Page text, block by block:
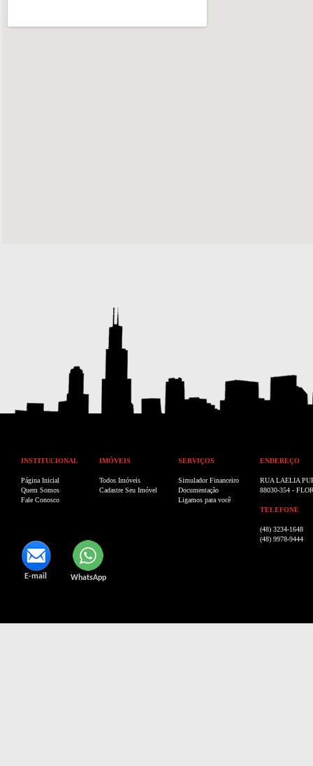
INSTITUCIONAL
Página Inicial
Quem Somos
Fale Conosco
IMÓVEIS
Todos Imóveis
Cadastre Seu Imóvel
SERVIÇOS
Simulador Financeiro
Documentação
Ligamos para você
ENDEREÇO
RUA LAELIA
88030-354 -
TELEFONE
(48) 3234-1648
(48) 9978-9444
E-mail WhatsApp